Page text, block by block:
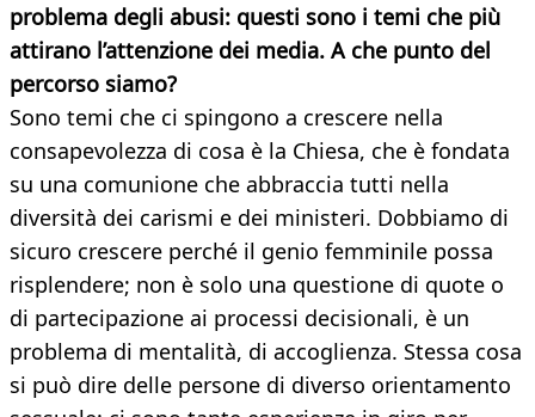
problema degli abusi: questi sono i temi che più
attirano l’attenzione dei media. A che punto del
percorso siamo?
Sono temi che ci spingono a crescere nella
consapevolezza di cosa è la Chiesa, che è fondata
su una comunione che abbraccia tutti nella
diversità dei carismi e dei ministeri. Dobbiamo di
sicuro crescere perché il genio femminile possa
risplendere; non è solo una questione di quote o
di partecipazione ai processi decisionali, è un
problema di mentalità, di accoglienza. Stessa cosa
si può dire delle persone di diverso orientamento